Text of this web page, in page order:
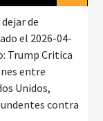
de
el 2026-04-
Trump Critica
entre
Unidos,
contra